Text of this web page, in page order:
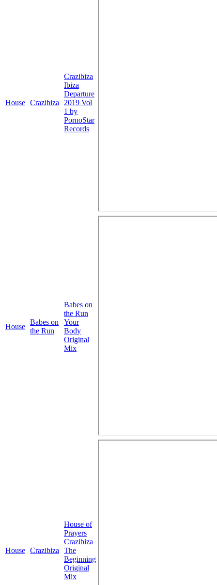
House Crazibiza
Crazibiza
Ibiza
Departure
2019 Vol
1 by
PornoStar
Records
House
Babes on
the Run
Babes on
the Run
Your
Body
Original
Mix
House Crazibiza
House of
Prayers
Crazibiza
The
Beginning
Original
Mix